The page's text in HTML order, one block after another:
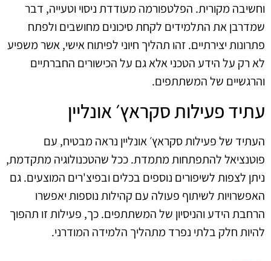
וחשיבה מקורית. הפלטפורמה מעודדת ניסוי וטעייה, דבר
שמדרבן את התלמידים לקחת סיכונים מחושבים ולפתח
פתרונות יצירתיים. זהו תהליך חיוני לפיתוח אישי, אשר משפיע
לא רק על הידע הטכני אלא גם על הכישורים החברתיים
והרגשיים של המשתתפים.
עתיד פעילות סקראץ׳ אונליין
העתיד של פעילות סקראץ׳ אונליין נראה מבטיח, עם
פוטנציאל להתפתחות מתמדת. ככל שהטכנולוגיה מתקדמת,
ניתן לצפות לשיפורים נוספים בכלים ובפיצ'רים המוצעים. גם
האפשרויות לשיתוף פעולה עם קהילות נוספות יאפשרו
הרחבת הידע והניסיון של המשתתפים. כך, פעילות זו תהפוך
להיות חלק בלתי נפרד מתהליך הלמידה המודרני.